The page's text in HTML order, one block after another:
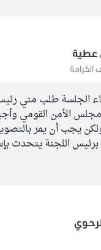
عطية
الكرامة
الجلسة طلب مني
الأمن القومي
يجب أن يمر
اللجنة يتحدث